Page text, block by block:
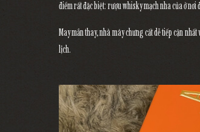
điểm rất đặc biệt: rượu whisky mạch nha của ở
May mắn thay, nhà máy chưng cất dễ tiếp cận
lịch.